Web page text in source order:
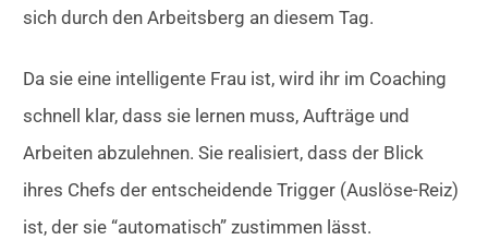
sich durch den Arbeitsberg an diesem Tag.
Da sie eine intelligente Frau ist, wird ihr im Coaching
schnell klar, dass sie lernen muss, Aufträge und
Arbeiten abzulehnen. Sie realisiert, dass der Blick
ihres Chefs der entscheidende Trigger (Auslöse-Reiz)
ist, der sie “automatisch” zustimmen lässt.